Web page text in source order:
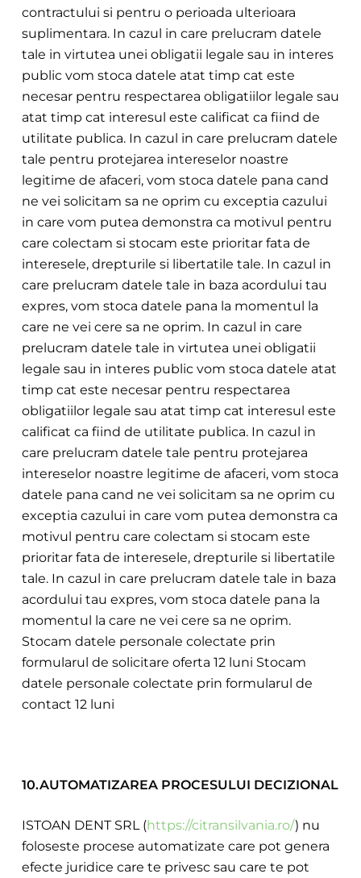
contractului si pentru o perioada ulterioara
suplimentara. In cazul in care prelucram datele
tale in virtutea unei obligatii legale sau in interes
public vom stoca datele atat timp cat este
necesar pentru respectarea obligatiilor legale sau
atat timp cat interesul este calificat ca fiind de
utilitate publica. In cazul in care prelucram datele
tale pentru protejarea intereselor noastre
legitime de afaceri, vom stoca datele pana cand
ne vei solicitam sa ne oprim cu exceptia cazului
in care vom putea demonstra ca motivul pentru
care colectam si stocam este prioritar fata de
interesele, drepturile si libertatile tale. In cazul in
care prelucram datele tale in baza acordului tau
expres, vom stoca datele pana la momentul la
care ne vei cere sa ne oprim. In cazul in care
prelucram datele tale in virtutea unei obligatii
legale sau in interespublic vom stoca datele atat
timp cat este necesar pentru respectarea
obligatiilor legale sau atat timp cat interesul este
calificat ca fiind de utilitate publica. In cazul in
care prelucram datele tale pentru protejarea
intereselor noastre legitime de afaceri, vom stoca
datele pana cand ne vei solicitam sa ne oprim cu
exceptia cazului in care vom putea demonstra ca
motivul pentru care colectam si stocam este
prioritar fata de interesele, drepturile si libertatile
tale. In cazul in care prelucram datele tale in baza
acordului tau expres, vom stoca datele pana la
momentul la care ne vei cere sa ne oprim.
Stocam datele personale colectate prin
formularul de solicitare oferta 12 luni Stocam
datele personale colectate prin formularul de
contact 12 luni
10.AUTOMATIZAREA PROCESULUI DECIZIONAL
ISTOAN DENT SRL (https://citransilvania.ro/) nu
foloseste procese automatizate care pot genera
efecte juridice care te privesc sau care te pot